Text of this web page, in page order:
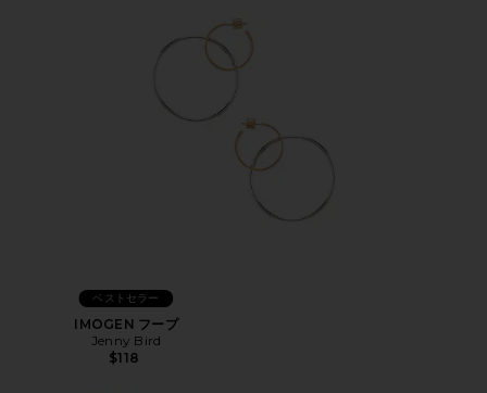
ベストセラー
IMOGEN フープ
Jenny Bird
$118